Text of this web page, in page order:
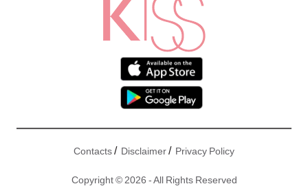
Contacts/ Disclaimer/ Privacy Policy
Copyright © 2026 - All Rights Reserved